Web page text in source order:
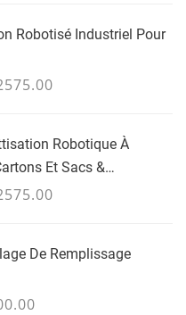
Robotisé Industriel Pour
Robotique À
Et Sacs &
JUILLET
De Remplissage